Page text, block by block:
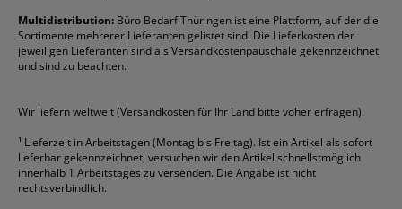
Formulare
Gelschreiber
Geschäftsbücher
Ordner
Packband
Permanentmarker
Toner
Versandmaterial
Versandtaschen
Fellowes
Franken
Fripa
HP
Stabilo
Staedtler
alle Marken anzeigen
Multidistribution: Büro Bedarf Thüringen ist eine Plattform, auf der die
Sortimente mehrerer Lieferanten gelistet sind. Die Lieferkosten der
jeweiligen Lieferanten sind als Versandkostenpauschale gekennzeichnet
und sind zu beachten.
Wir liefern weltweit (Versandkosten für Ihr Land bitte voher erfragen).
¹ Lieferzeit in Arbeitstagen (Montag bis Freitag). Ist ein Artikel als sofort
lieferbar gekennzeichnet, versuchen wir den Artikel schnellstmöglich
innerhalb 1 Arbeitstages zu versenden. Die Angabe ist nicht
rechtsverbindlich.